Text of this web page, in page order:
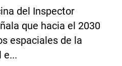
del Inspector
que hacia el 2030
espaciales de la
e...